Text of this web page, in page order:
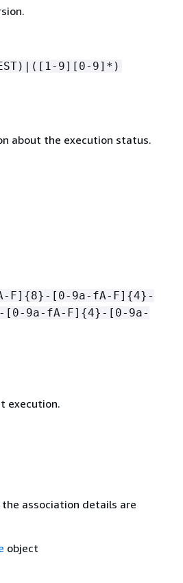
9][0-9]*)
about the execution status.
F] {8}-[0-9a-fA-F] {4}-
[0-9a-fA-F] {4}-[0-9a-
execution.
association details are
object